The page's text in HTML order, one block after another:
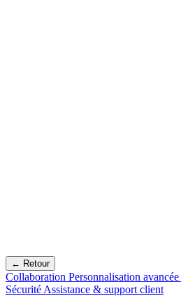
← Retour
Collaboration Personnalisation avancée
Sécurité Assistance & support client